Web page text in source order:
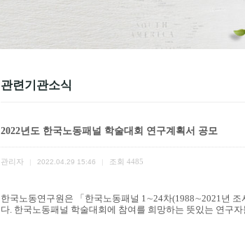
관련기관소식
2022년도 한국노동패널 학술대회 연구계획서 공모
관리자 2022.04.29 15:46 조회 4485
한국노동연구원은 「한국노동패널 1∼24차(1988∼2021년 조
다. 한국노동패널 학술대회에 참여를 희망하는 뜻있는 연구